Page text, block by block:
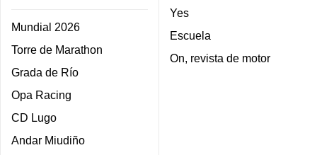
Mundial 2026
Torre de Marathon
Grada de Río
Opa Racing
CD Lugo
Andar Miudiño
Yes
Escuela
On, revista de motor